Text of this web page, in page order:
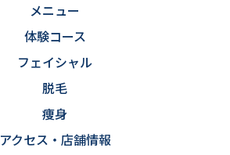
メニュー
体験コース
フェイシャル
脱毛
痩身
アクセス・店舗情報